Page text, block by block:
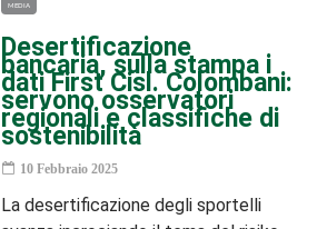
MEDIA
Desertificazione
bancaria, sulla stampa i
dati First Cisl. Colombani:
servono osservatori
regionali e classifiche di
sostenibilità
10 Febbraio 2025
La desertificazione degli sportelli